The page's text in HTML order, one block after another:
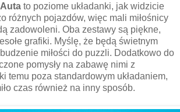
to poziome układanki, jak widzicie
różnych pojazdów, więc mali miłośnicy
zadowoleni. Oba zestawy są piękne,
grafiki. Myślę, że będą świetnym
miłości do puzzli. Dodatkowo do
pomysły na zabawę nimi z
temu poza standardowym układaniem,
czas również na inny sposób.